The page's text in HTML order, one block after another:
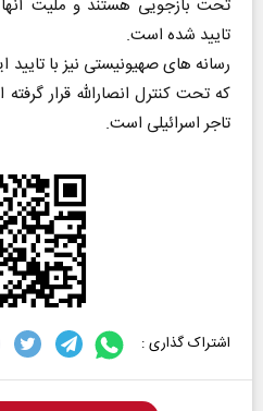
تحت بازجویی هستند و ملیت
تایید شده است.
رسانه های صهیونیستی نیز با
که تحت کنترل انصارالله قرار
تاجر اسرائیلی است.
اشتراک گذاری :